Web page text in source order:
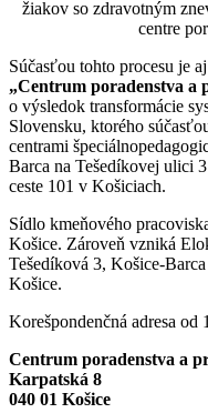
žiakov so zdravotným
centre
Súčasťou tohto procesu je aj
„Centrum poradenstva a
o výsledok transformácie
Slovensku, ktorého
centrami
Barca na Tešedíkovej ulici
ceste 101 v Košiciach.
Sídlo kmeňového
Košice. Zároveň vzniká
Tešedíková 3, Košice-
Košice.
Korešpondenčná adresa od
Centrum poradenstva a
Karpatská 8
040 01 Košice